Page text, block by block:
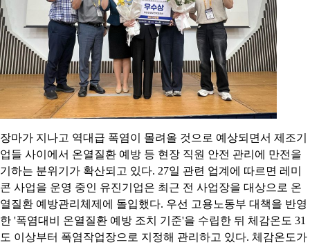
장마가 지나고 역대급 폭염이 몰려올 것으로 예상되면서 제조기
업들 사이에서 온열질환 예방 등 현장 직원 안전 관리에 만전을
기하는 분위기가 확산되고 있다. 27일 관련 업계에 따르면 레미
콘 사업을 운영 중인 유진기업은 최근 전 사업장을 대상으로 온
열질환 예방관리체제에 돌입했다. 우선 고용노동부 대책을 반영
한 '폭염대비 온열질환 예방 조치 기준'을 수립한 뒤 체감온도 31
도 이상부터 폭염작업장으로 지정해 관리하고 있다. 체감온도가